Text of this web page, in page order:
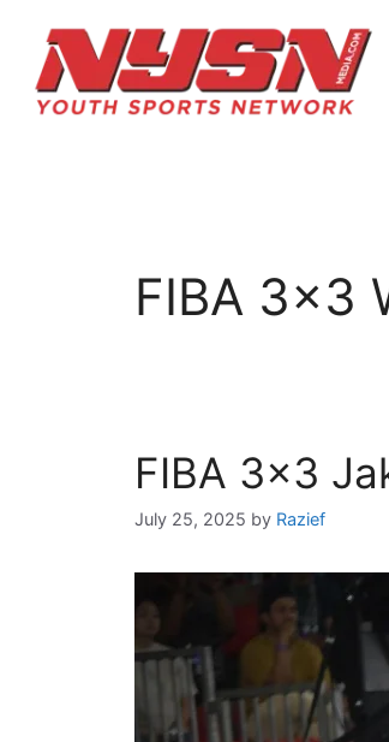
FIBA 3×3
FIBA 3×3
July 25, 2025 by Razief